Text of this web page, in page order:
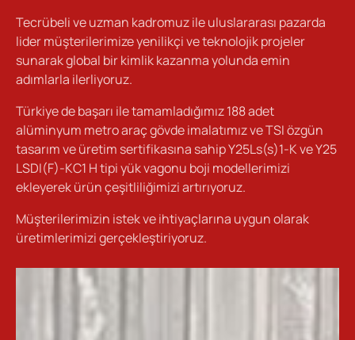
Tecrübeli ve uzman kadromuz ile uluslararası pazarda
lider müşterilerimize yenilikçi ve teknolojik projeler
sunarak global bir kimlik kazanma yolunda emin
adımlarla ilerliyoruz.
Türkiye de başarı ile tamamladığımız 188 adet
alüminyum metro araç gövde imalatımız ve TSI özgün
tasarım ve üretim sertifikasına sahip Y25Ls(s)1-K ve Y25
LSDI(F)-KC1 H tipi yük vagonu boji modellerimizi
ekleyerek ürün çeşitliliğimizi artırıyoruz.
Müşterilerimizin istek ve ihtiyaçlarına uygun olarak
üretimlerimizi gerçekleştiriyoruz.